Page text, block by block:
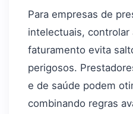
Para empresas de
intelectuais, controlar
faturamento evita
perigosos.
e de saúde podem
combinando regras